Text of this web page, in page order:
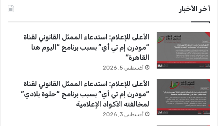
س
و
ك
T
u
b
e
ق
ا
م
أخر الأخبار
الأعلى للإعلام: استدعاء الممثل القانوني لقناة
“مودرن إم تي أي” بسبب برنامج “اليوم هنا
القاهرة”
أغسطس 5, 2026
الأعلى للإعلام: استدعاء الممثل القانوني لقناة
“مودرن إم تي أي” بسبب برنامج “حلوة بلادي”
لمخالفته الأكواد الإعلامية
أغسطس 3, 2026